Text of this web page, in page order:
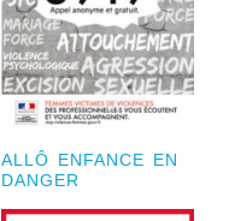
ALLÔ ENFANCE EN
DANGER